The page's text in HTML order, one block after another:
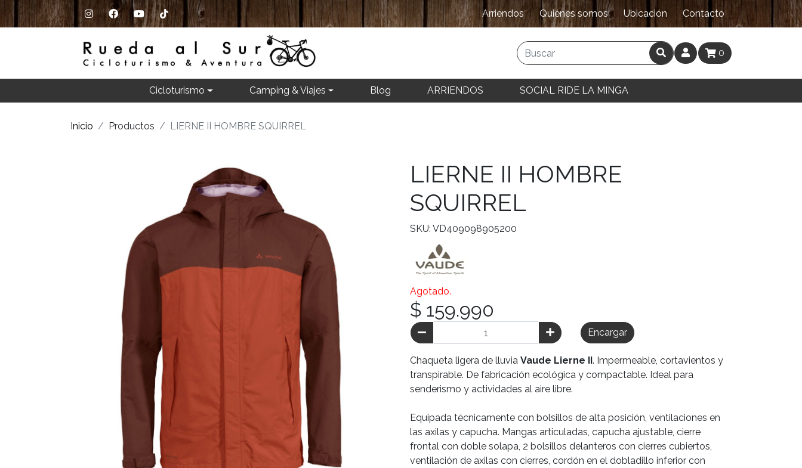
Arriendos Quiénes somos Ubicación Contacto
0
Cicloturismo Camping & Viajes Blog ARRIENDOS SOCIAL RIDE LA MINGA
Inicio Productos LIERNE II HOMBRE SQUIRREL
LIERNE II HOMBRE
SQUIRREL
SKU: VD409098905200
Agotado.
$ 159.990
Encargar
Chaqueta ligera de lluvia Vaude Lierne II. Impermeable, cortavientos y
transpirable. De fabricación ecológica y compactable. Ideal para
senderismo y actividades al aire libre.
Equipada técnicamente con bolsillos de alta posición, ventilaciones en
las axilas y capucha. Mangas articuladas, capucha ajustable, cierre
frontal con doble solapa, 2 bolsillos delanteros con cierres cubiertos,
ventilación de axilas con cierres, cordón en el dobladillo inferior con